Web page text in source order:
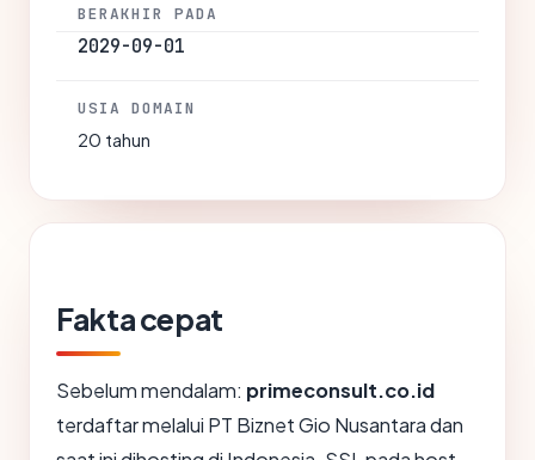
BERAKHIR PADA
2029-09-01
USIA DOMAIN
20 tahun
Fakta cepat
Sebelum mendalam: primeconsult.co.id
terdaftar melalui PT Biznet Gio Nusantara dan